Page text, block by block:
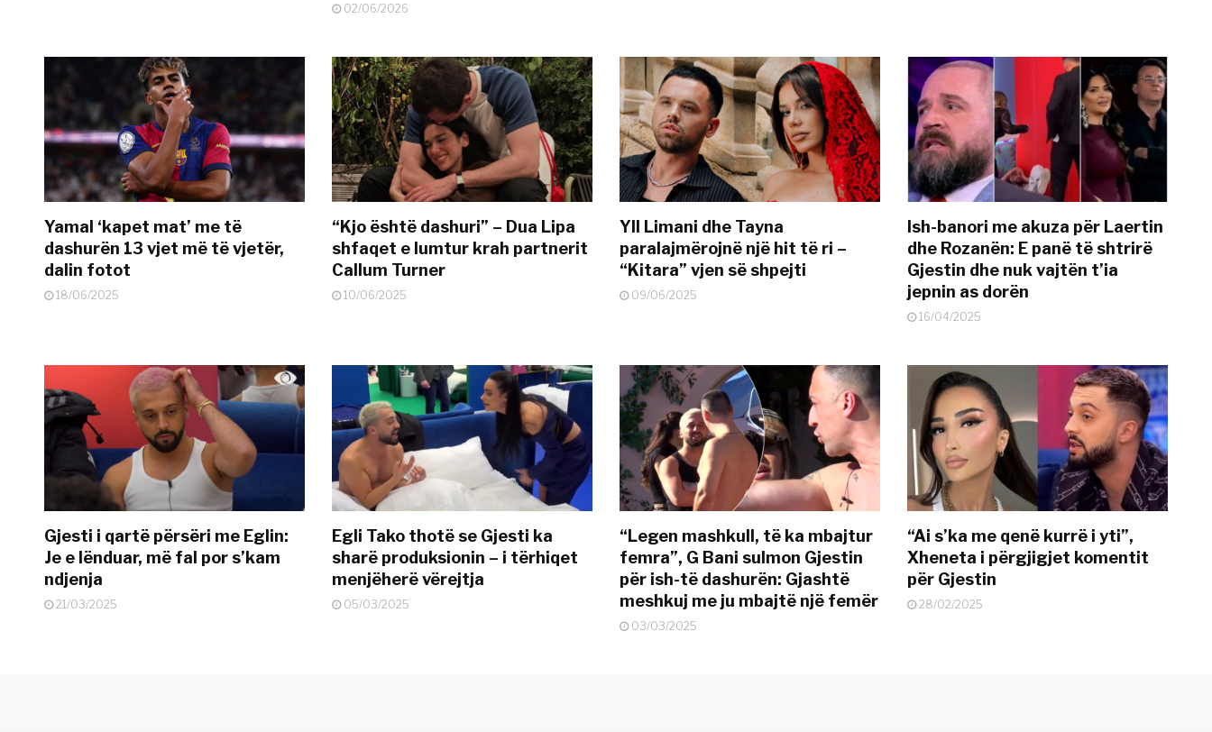
02/06/2026
Yamal ‘kapet mat’ me të
dashurën 13 vjet më të vjetër,
dalin fotot
18/06/2025
“Kjo është dashuri” – Dua Lipa
shfaqet e lumtur krah partnerit
Callum Turner
10/06/2025
Yll Limani dhe Tayna
paralajmërojnë një hit të ri –
“Kitara” vjen së shpejti
09/06/2025
Ish-banori me akuza për Laertin
dhe Rozanën: E panë të shtrirë
Gjestin dhe nuk vajtën t’ia
jepnin as dorën
16/04/2025
Gjesti i qartë përsëri me Eglin:
Je e lënduar, më fal por s’kam
ndjenja
21/03/2025
Egli Tako thotë se Gjesti ka
sharë produksionin – i tërhiqet
menjëherë vërejtja
05/03/2025
“Legen mashkull, të ka mbajtur
femra”, G Bani sulmon Gjestin
për ish-të dashurën: Gjashtë
meshkuj me ju mbajtë një femër
03/03/2025
“Ai s’ka me qenë kurrë i yti”,
Xheneta i përgjigjet komentit
për Gjestin
28/02/2025